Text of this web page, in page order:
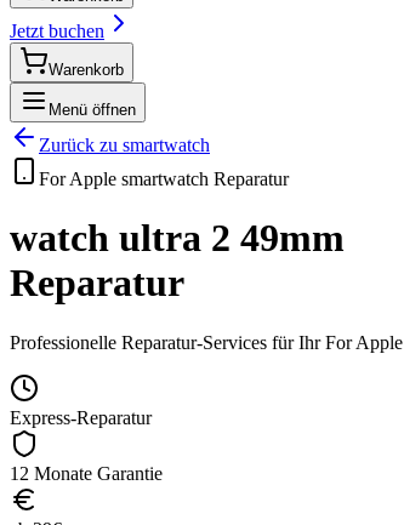
Jetzt buchen
Warenkorb
Menü öffnen
Zurück zu smartwatch
For Apple smartwatch Reparatur
watch ultra 2 49mm
Reparatur
Professionelle Reparatur-Services für IhrFor Apple
Express-Reparatur
12 Monate Garantie